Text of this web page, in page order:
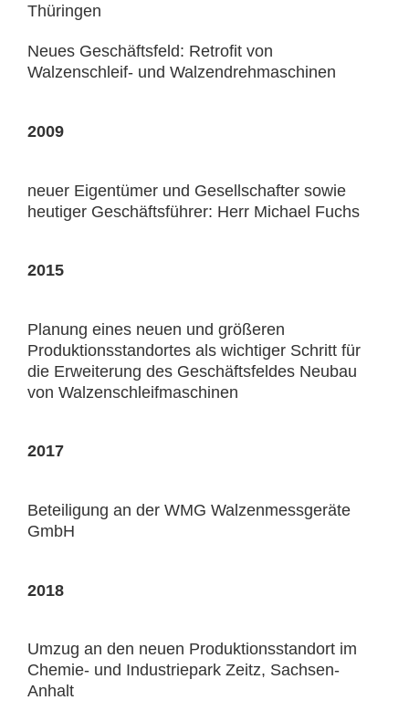
Thüringen
Neues Geschäftsfeld: Retrofit von
Walzenschleif- und Walzendrehmaschinen
2009
neuer Eigentümer und Gesellschafter sowie
heutiger Geschäftsführer: Herr Michael Fuchs
2015
Planung eines neuen und größeren
Produktionsstandortes als wichtiger Schritt für
die Erweiterung des Geschäftsfeldes Neubau
von Walzenschleifmaschinen
2017
Beteiligung an der WMG Walzenmessgeräte
GmbH
2018
Umzug an den neuen Produktionsstandort im
Chemie- und Industriepark Zeitz, Sachsen-
Anhalt